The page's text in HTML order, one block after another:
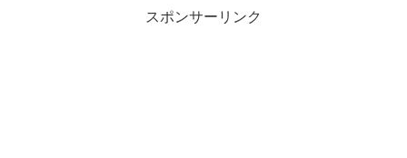
スポンサーリンク